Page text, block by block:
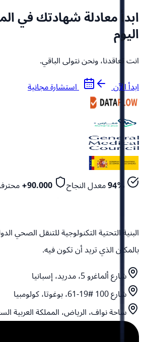
ابدأ معادلة شهادتك في
اليوم
انت تعاقدنا، ونحن نتولى الباقي.
ابدأ الآن
استشارة مجانية
94%معدل النجاح 90.000+
البنية التحتية التكنولوجية للتنقل الصحي
بالمكان الذي تريد أن تكون فيه.
شارع ألماغرو 5، مدريد، إسبانيا
شارع 100 #19-61، بوغوتا، كولومبيا
ساحة نواف، الرياض، المملكة العربية